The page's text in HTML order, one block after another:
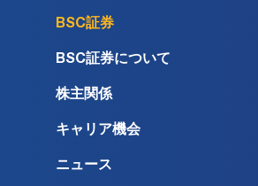
BSC証券
BSC証券について
株主関係
キャリア機会
ニュース